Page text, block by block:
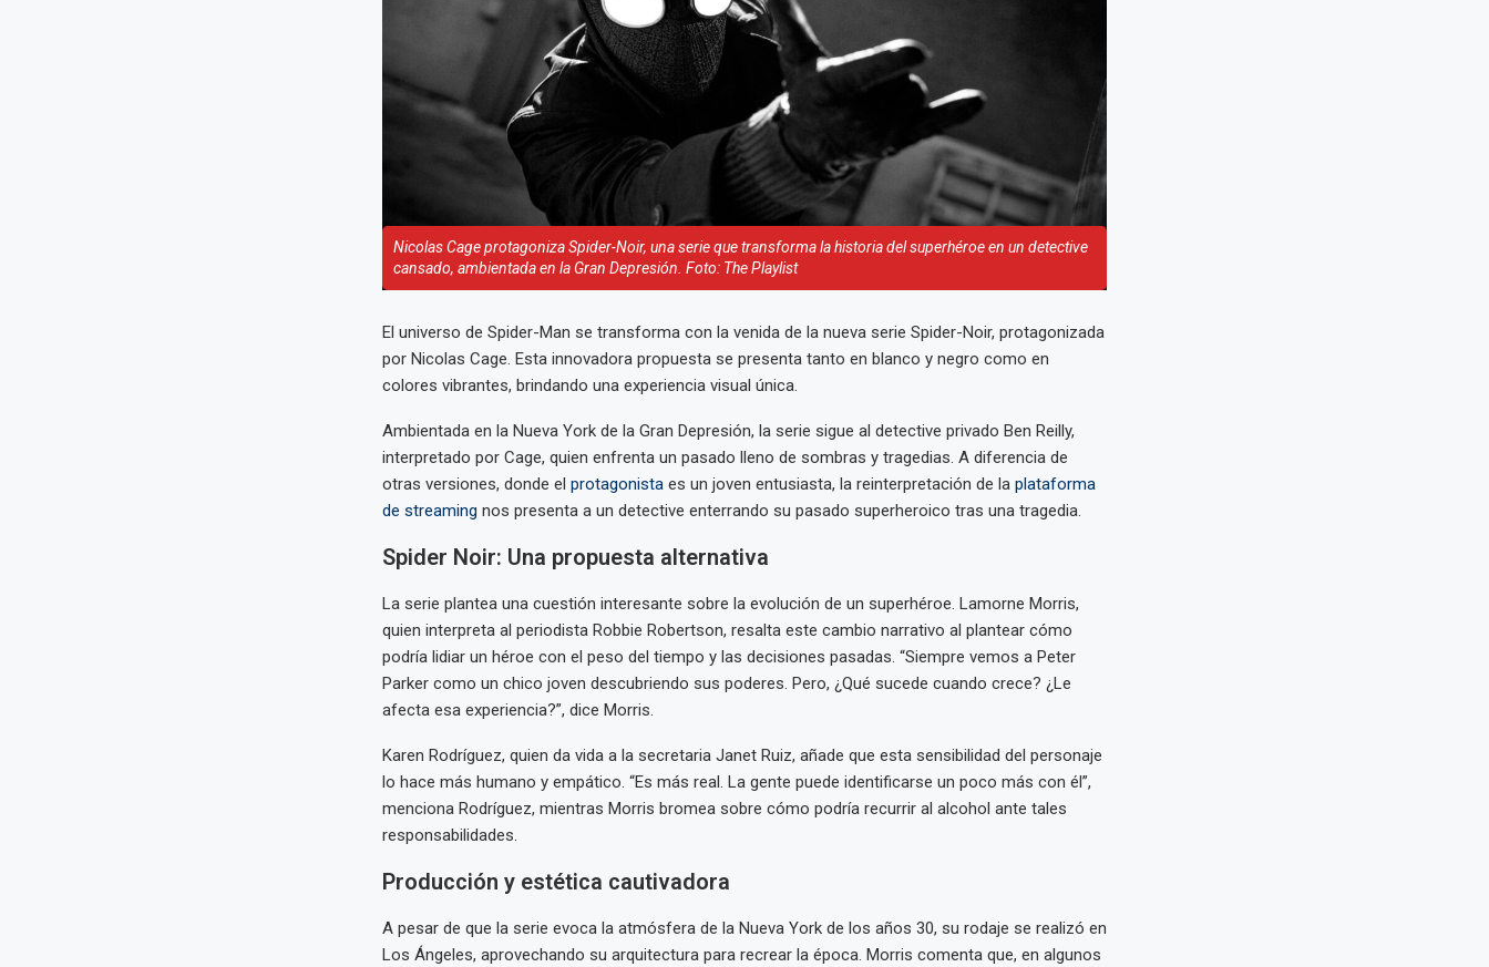
Nicolas Cage protagoniza Spider-Noir, una serie que transforma la historia del superhéroe en un detective
cansado, ambientada en la Gran Depresión. Foto: The Playlist
El universo de Spider-Man se transforma con la venida de la nueva serie Spider-Noir, protagonizada
por Nicolas Cage. Esta innovadora propuesta se presenta tanto en blanco y negro como en
colores vibrantes, brindando una experiencia visual única.
Ambientada en la Nueva York de la Gran Depresión, la serie sigue al detective privado Ben Reilly,
interpretado por Cage, quien enfrenta un pasado lleno de sombras y tragedias. A diferencia de
otras versiones, donde el protagonistaes un joven entusiasta, la reinterpretación de laplataforma
de streaming nos presenta a un detective enterrando su pasado superheroico tras una tragedia.
Spider Noir: Una propuesta alternativa
La serie plantea una cuestión interesante sobre la evolución de un superhéroe. Lamorne Morris,
quien interpreta al periodista Robbie Robertson, resalta este cambio narrativo al plantear cómo
podría lidiar un héroe con el peso del tiempo y las decisiones pasadas. “Siempre vemos a Peter
Parker como un chico joven descubriendo sus poderes. Pero, ¿Qué sucede cuando crece? ¿Le
afecta esa experiencia?”, dice Morris.
Karen Rodríguez, quien da vida a la secretaria Janet Ruiz, añade que esta sensibilidad del personaje
lo hace más humano y empático. “Es más real. La gente puede identificarse un poco más con él”,
menciona Rodríguez, mientras Morris bromea sobre cómo podría recurrir al alcohol ante tales
responsabilidades.
Producción y estética cautivadora
A pesar de que la serie evoca la atmósfera de la Nueva York de los años 30, su rodaje se realizó en
Los Ángeles, aprovechando su arquitectura para recrear la época. Morris comenta que, en algunos